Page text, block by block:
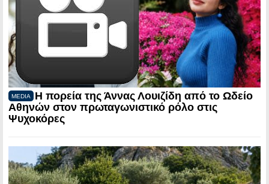
MEDIA
Η πορεία της Άννας Λουιζίδη από το Ωδείο
Αθηνών στον πρωταγωνιστικό ρόλο στις
Ψυχοκόρες